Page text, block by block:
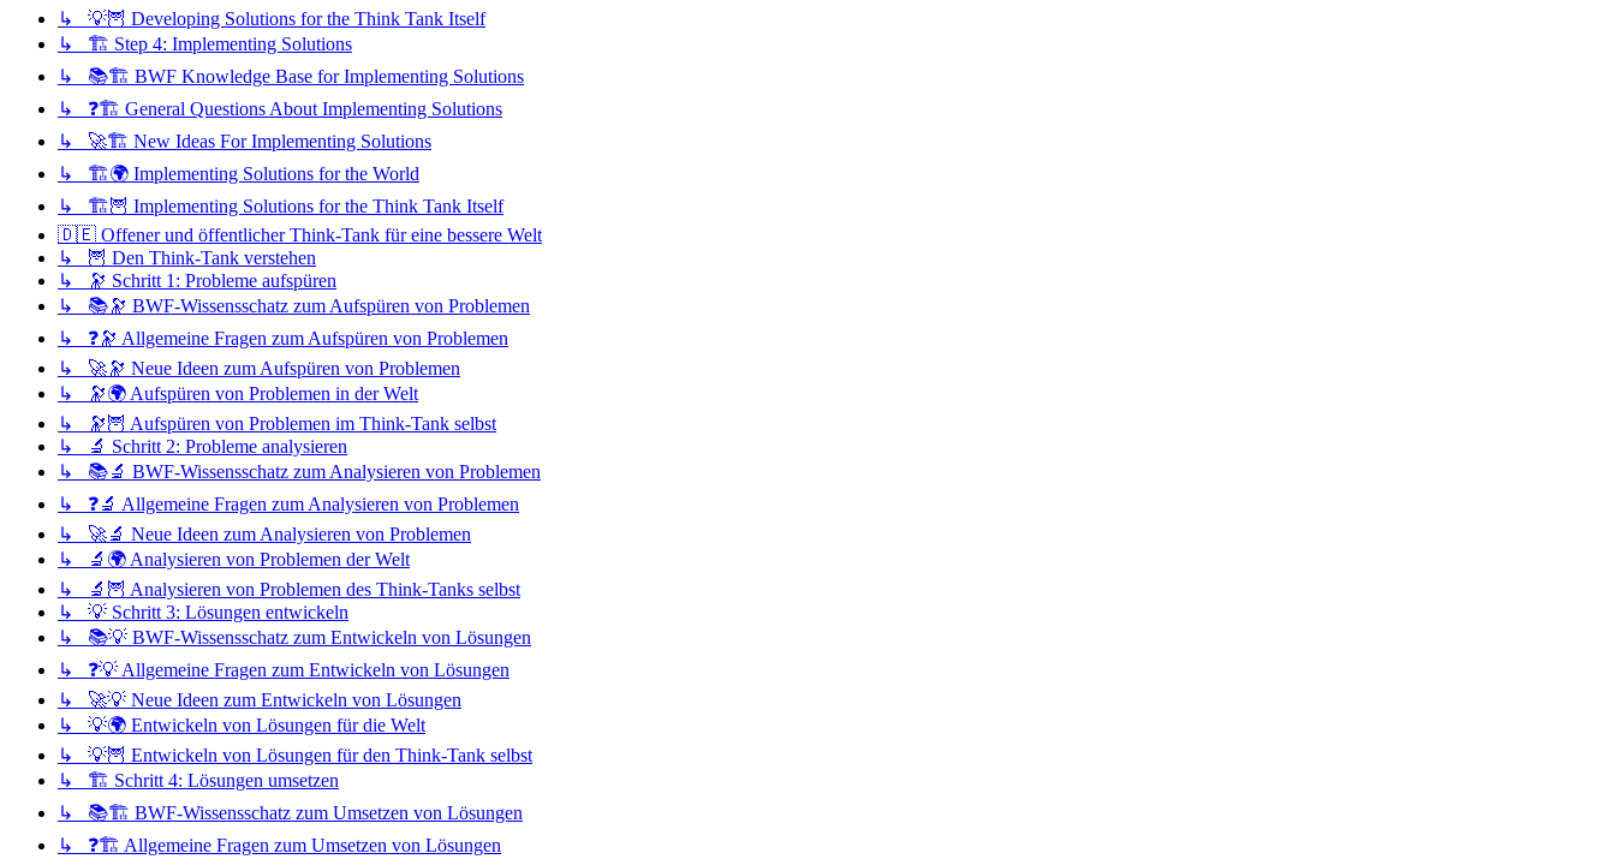
↳ 💡🦉 Developing Solutions for the Think Tank Itself
↳ 🏗️ Step 4: Implementing Solutions
↳ 📚🏗️ BWF Knowledge Base for Implementing Solutions
↳ ❓🏗️ General Questions About Implementing Solutions
↳ 🚀🏗️ New Ideas For Implementing Solutions
↳ 🏗️🌍 Implementing Solutions for the World
↳ 🏗️🦉 Implementing Solutions for the Think Tank Itself
🇩🇪 Offener und öffentlicher Think-Tank für eine bessere Welt
↳ 🦉 Den Think-Tank verstehen
↳ 🔭 Schritt 1: Probleme aufspüren
↳ 📚🔭 BWF-Wissensschatz zum Aufspüren von Problemen
↳ ❓🔭 Allgemeine Fragen zum Aufspüren von Problemen
↳ 🚀🔭 Neue Ideen zum Aufspüren von Problemen
↳ 🔭🌍 Aufspüren von Problemen in der Welt
↳ 🔭🦉 Aufspüren von Problemen im Think-Tank selbst
↳ 🔬 Schritt 2: Probleme analysieren
↳ 📚🔬 BWF-Wissensschatz zum Analysieren von Problemen
↳ ❓🔬 Allgemeine Fragen zum Analysieren von Problemen
↳ 🚀🔬 Neue Ideen zum Analysieren von Problemen
↳ 🔬🌍 Analysieren von Problemen der Welt
↳ 🔬🦉 Analysieren von Problemen des Think-Tanks selbst
↳ 💡 Schritt 3: Lösungen entwickeln
↳ 📚💡 BWF-Wissensschatz zum Entwickeln von Lösungen
↳ ❓💡 Allgemeine Fragen zum Entwickeln von Lösungen
↳ 🚀💡 Neue Ideen zum Entwickeln von Lösungen
↳ 💡🌍 Entwickeln von Lösungen für die Welt
↳ 💡🦉 Entwickeln von Lösungen für den Think-Tank selbst
↳ 🏗️ Schritt 4: Lösungen umsetzen
↳ 📚🏗️ BWF-Wissensschatz zum Umsetzen von Lösungen
↳ ❓🏗️ Allgemeine Fragen zum Umsetzen von Lösungen